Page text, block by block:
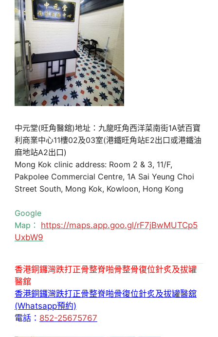
中元堂(旺角醫舘)地址：九龍旺角西洋菜南街1A號百寶
利商業中心11樓02及03室(港鐵旺角站E2出口或港鐵油
麻地站A2出口)
Mong Kok clinic address: Room 2 & 3, 11/F,
Pakpolee Commercial Centre, 1A Sai Yeung Choi
Street South, Mong Kok, Kowloon, Hong Kong
Google
Map： https://maps.app.goo.gl/rF7jBwMUTCp5
UxbW9
香港銅鑼灣跌打正骨整脊啪骨整骨復位針炙及拔罐
醫舘
香港銅鑼灣跌打正骨整脊啪骨復位針炙及拔罐醫舘
(Whatsapp預約)
電話： 852-25675767